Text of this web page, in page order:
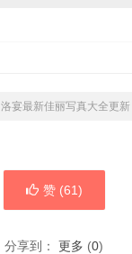
洛宴最新佳丽写真大全更
赞 (61)
分享到： 更多 (0)